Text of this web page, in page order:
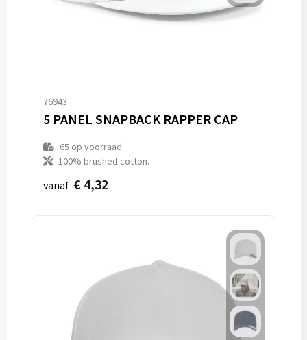
76943
5 PANEL SNAPBACK RAPPER CAP
65 op voorraad
100% brushed cotton.
vanaf € 4,32